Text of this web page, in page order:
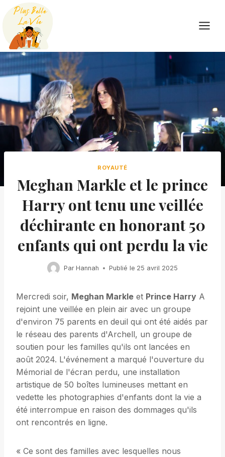
Skip
content
ROYAUTÉ
Meghan Markle et le prince
Harry ont tenu une veillée
déchirante en honorant 50
enfants qui ont perdu la vie
Par Hannah Publié le 25 avril 2025
Mercredi soir, Meghan Markle et Prince Harry A
rejoint une veillée en plein air avec un groupe
d'environ 75 parents en deuil qui ont été aidés par
le réseau des parents d'Archell, un groupe de
soutien pour les familles qu'ils ont lancées en
août 2024. L'événement a marqué l'ouverture du
Mémorial de l'écran perdu, une installation
artistique de 50 boîtes lumineuses mettant en
vedette les photographies d'enfants dont la vie a
été interrompue en raison des dommages qu'ils
ont rencontrés en ligne.
« Ce sont des familles avec lesquelles nous